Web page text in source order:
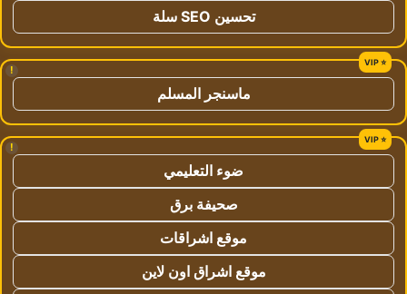
تحسين SEO سلة
!
ماسنجر المسلم
!
ضوء التعليمي
صحيفة برق
موقع اشراقات
موقع اشراق اون لاين